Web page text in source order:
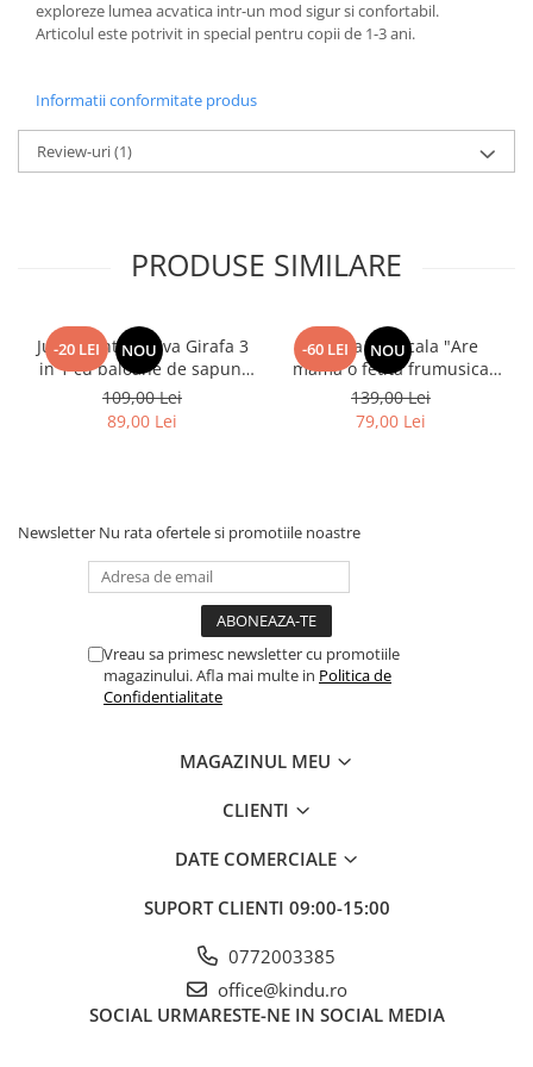
exploreze lumea acvatica intr-un mod sigur si confortabil.
Articolul este potrivit in special pentru copii de 1-3 ani.
Informatii conformitate produs
Review-uri(1)
PRODUSE SIMILARE
-20 LEI NOU
Jucarie interactiva Girafa 3
in 1 cu baloane de sapun,
lumini si maner de impins
109,00 Lei
89,00 Lei
-60 LEI NOU
Papusa Muzicala "Are
mama o fetita frumusica
foc"
139,00 Lei
79,00 Lei
Newsletter Nu rata ofertele si promotiile noastre
Vreau sa primesc newsletter cu promotiile
magazinului. Afla mai multe in Politica de
Confidentialitate
MAGAZINUL MEU
CLIENTI
DATE COMERCIALE
SUPORT CLIENTI 09:00-15:00
0772003385
office@kindu.ro
SOCIAL URMARESTE-NE IN SOCIAL MEDIA